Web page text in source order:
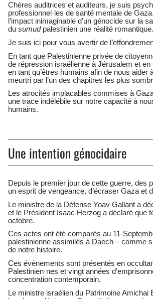
Chères auditrices et auditeurs, je suis
professionnel·les de santé mentale de
l’impact inimaginable d’un génocide sur la
du sumudpalestinien une réalité romantique.
Je suis ici pour vous avertir de
En tant que Palestinienne privée de
de répression israélienne à Jérusalem et
en tant qu’êtres humains afin de nous
meurtri par l’un des chapitres les plus
Les atrocités implacables commises à
une trace indélébile sur notre capacité à
humains.
Une intention génocidaire
Depuis le premier jour de cette guerre, des
un esprit de vengeance, d’écraser Gaza et
Le ministre de la Défense Yoav Gallant a
et le Président Isaac Herzog a déclaré que
octobre.
Ces actes ont été comparés au 11-
palestinienne assimilés à Daech – comme
de notre histoire.
Ces évènements sont présentés en
Palestinien·nes et vingt années
concentration contemporain.
Le ministre israélien du Patrimoine Amichai